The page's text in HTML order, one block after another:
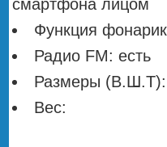
смартфона лицом
Функция
Радио FM: есть
Размеры (В.Ш.Т):
Вес: